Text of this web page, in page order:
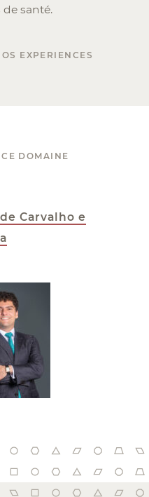
santé.
EXPERIENCES
DOMAINE
Carvalho e